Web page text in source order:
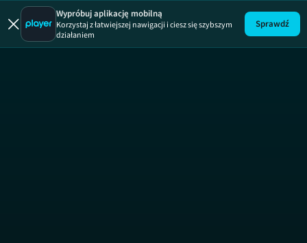
Wypróbuj aplikację mobilną
Korzystaj z łatwiejszej nawigacji i ciesz się szybszym
działaniem
Sprawdź